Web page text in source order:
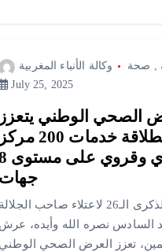
وكالة الأنباء المغربية , صحة
July 25, 2025
الصحي الوطني
بإعطاء انطلاقة خدمات 200
صحي حضري
بمناسبة تخليد الذكرى الـ26 لاعتلاء صاحب
السادس نصره الله وأيده،
تعزز العرض الصحي